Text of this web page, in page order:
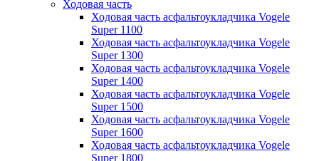
Ходовая часть
Ходовая часть асфальтоукладчика Vogele
Super 1100
Ходовая часть асфальтоукладчика Vogele
Super 1300
Ходовая часть асфальтоукладчика Vogele
Super 1400
Ходовая часть асфальтоукладчика Vogele
Super 1500
Ходовая часть асфальтоукладчика Vogele
Super 1600
Ходовая часть асфальтоукладчика Vogele
Super 1800